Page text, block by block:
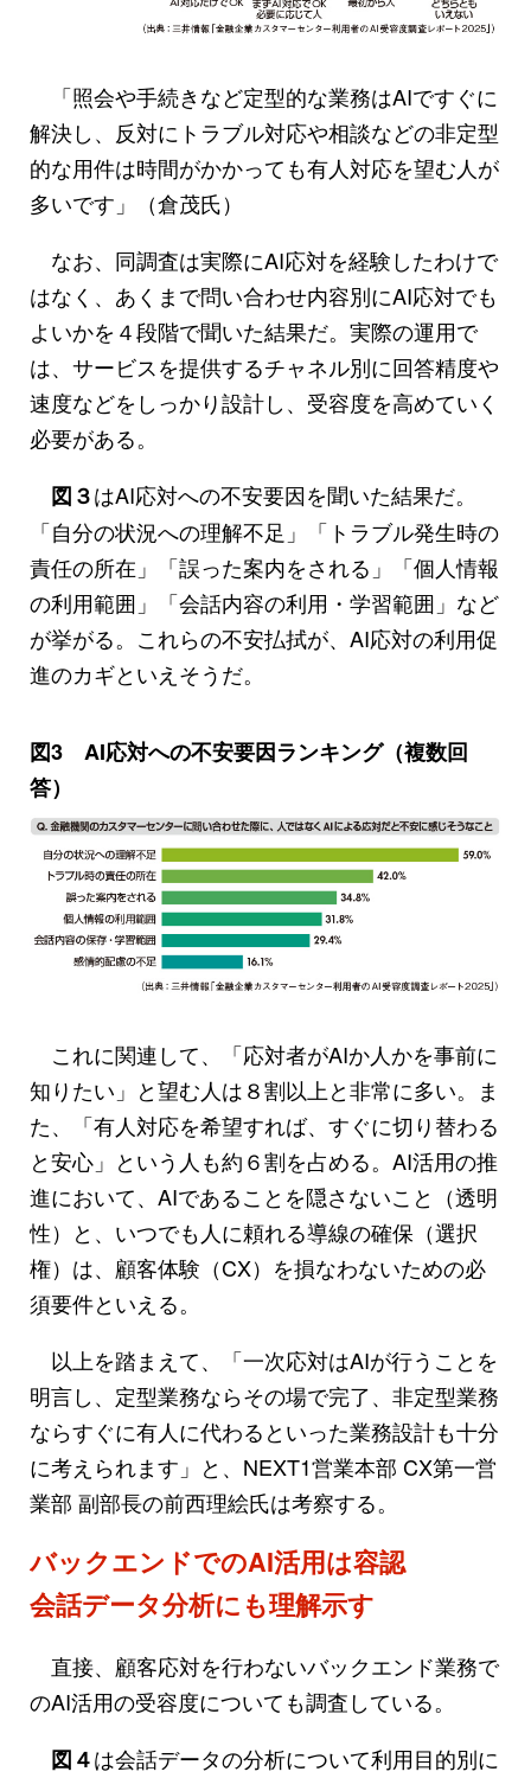
「照会や手続きなど定型的な業務はAIですぐに
解決し、反対にトラブル対応や相談などの非定型
的な用件は時間がかかっても有人対応を望む人が
多いです」（倉茂氏）
なお、同調査は実際にAI応対を経験したわけで
はなく、あくまで問い合わせ内容別にAI応対でも
よいかを４段階で聞いた結果だ。実際の運用で
は、サービスを提供するチャネル別に回答精度や
速度などをしっかり設計し、受容度を高めていく
必要がある。
図３はAI応対への不安要因を聞いた結果だ。
「自分の状況への理解不足」「トラブル発生時の
責任の所在」「誤った案内をされる」「個人情報
の利用範囲」「会話内容の利用・学習範囲」など
が挙がる。これらの不安払拭が、AI応対の利用促
進のカギといえそうだ。
図3 AI応対への不安要因ランキング（複数回
答）
これに関連して、「応対者がAIか人かを事前に
知りたい」と望む人は８割以上と非常に多い。ま
た、「有人対応を希望すれば、すぐに切り替わる
と安心」という人も約６割を占める。AI活用の推
進において、AIであることを隠さないこと（透明
性）と、いつでも人に頼れる導線の確保（選択
権）は、顧客体験（CX）を損なわないための必
須要件といえる。
以上を踏まえて、「一次応対はAIが行うことを
明言し、定型業務ならその場で完了、非定型業務
ならすぐに有人に代わるといった業務設計も十分
に考えられます」と、NEXT1営業本部 CX第一営
業部 副部長の前西理絵氏は考察する。
バックエンドでのAI活用は容認
会話データ分析にも理解示す
直接、顧客応対を行わないバックエンド業務で
のAI活用の受容度についても調査している。
図４は会話データの分析について利用目的別に